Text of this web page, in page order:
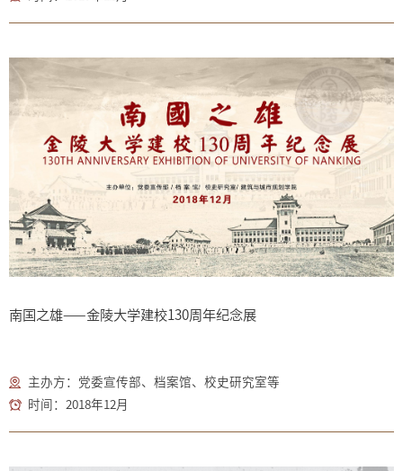
南国之雄——金陵大学建校130周年纪念展
主办方：党委宣传部、档案馆、校史研究室等
时间：2018年12月